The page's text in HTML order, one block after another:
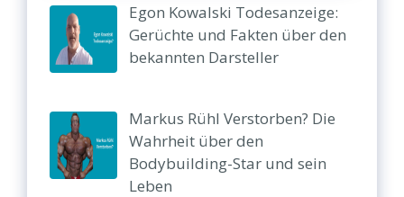
Egon Kowalski Todesanzeige:
Gerüchte und Fakten über den
bekannten Darsteller
Markus Rühl Verstorben? Die
Wahrheit über den
Bodybuilding-Star und sein
Leben